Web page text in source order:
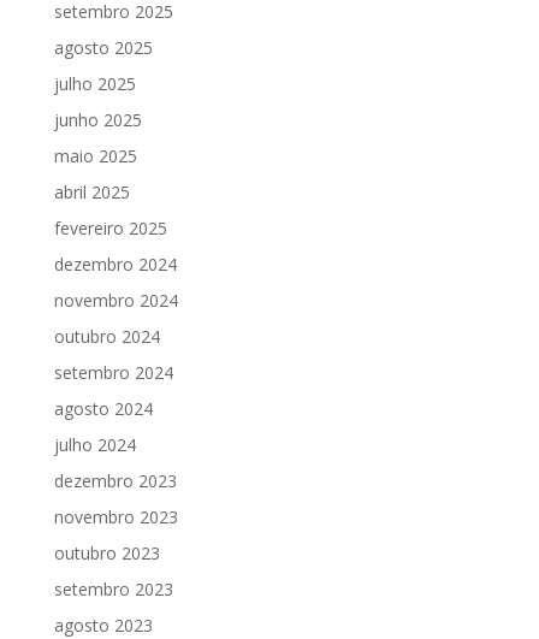
setembro 2025
agosto 2025
julho 2025
junho 2025
maio 2025
abril 2025
fevereiro 2025
dezembro 2024
novembro 2024
outubro 2024
setembro 2024
agosto 2024
julho 2024
dezembro 2023
novembro 2023
outubro 2023
setembro 2023
agosto 2023